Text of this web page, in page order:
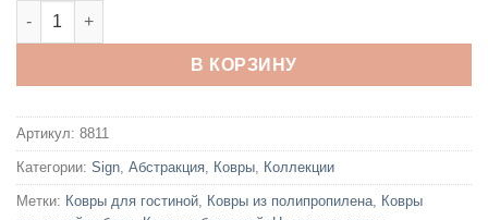
Количество товара Sign 69303 Beige
В КОРЗИНУ
Артикул: 8811
Категории: Sign, Абстракция, Ковры, Коллекции
Метки: Ковры для гостиной, Ковры из полипропилена, Ковры